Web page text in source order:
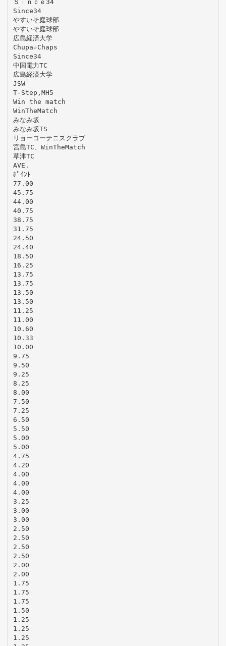
Ｓｉｎｃｅ34
Since34
やすいそ庭球部
やすいそ庭球部
広島経済大学
Chupa☆Chaps
Since34
中国電力TC
広島経済大学
JSW
T-Step,MH5
Win the match
WinTheMatch
みなみ坂
みなみ坂TS
リョーコーテニスクラブ
宮島TC、WinTheMatch
草津TC
AVE.
ﾎﾟｲﾝﾄ
77.00
45.75
44.00
40.75
38.75
31.75
24.50
24.40
18.50
16.25
13.75
13.75
13.50
13.50
11.25
11.00
10.60
10.33
10.00
9.75
9.50
9.25
8.25
8.00
7.50
7.25
6.50
5.50
5.00
5.00
4.75
4.20
4.00
4.00
4.00
3.25
3.00
3.00
2.50
2.50
2.50
2.50
2.00
2.00
1.75
1.75
1.75
1.50
1.25
1.25
1.25